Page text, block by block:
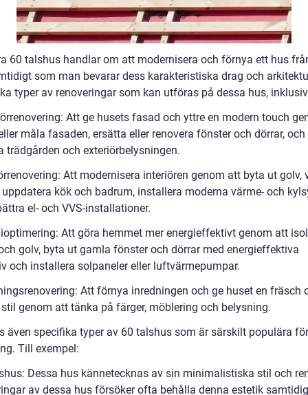
60 talshus handlar om att modernisera och förnya ett hus
som man bevarar dess karakteristiska drag och
typer av renoveringar som kan utföras på dessa hus,
Att ge husets fasad och yttre en modern touch
måla fasaden, ersätta eller renovera fönster och dörrar, och
trädgården och exteriörbelysningen.
Att modernisera interiören genom att byta ut golv,
kök och badrum, installera moderna värme- och
el- och VVS-installationer.
Att göra hemmet mer energieffektivt genom att
golv, byta ut gamla fönster och dörrar med energieffektiva
och installera solpaneler eller luftvärmepumpar.
Att förnya inredningen och ge huset en fräsch
genom att tänka på färger, möblering och belysning.
även specifika typer av 60 talshus som är särskilt populära för
Till exempel:
Dessa hus kännetecknas av sin minimalistiska stil och
av dessa hus försöker ofta behålla denna estetik